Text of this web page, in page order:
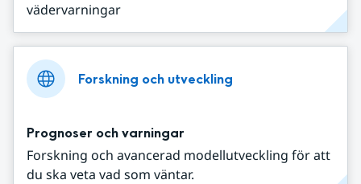
vädervarningar
Forskning och utveckling
Prognoser och varningar
Forskning och avancerad modellutveckling för att
du ska veta vad som väntar.